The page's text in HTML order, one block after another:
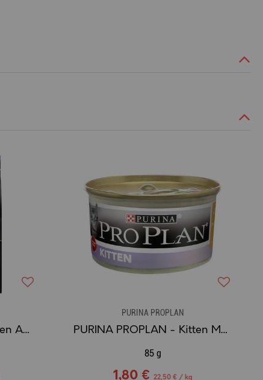
PURINA PROPLAN - Chien Adult Small & Mini Opti Digest Agneau
PURINA PROPLAN
PURINA PROPLAN - Kitten Mousse Riche en Poulet
85 g
1,80 € 22,50 € / kg